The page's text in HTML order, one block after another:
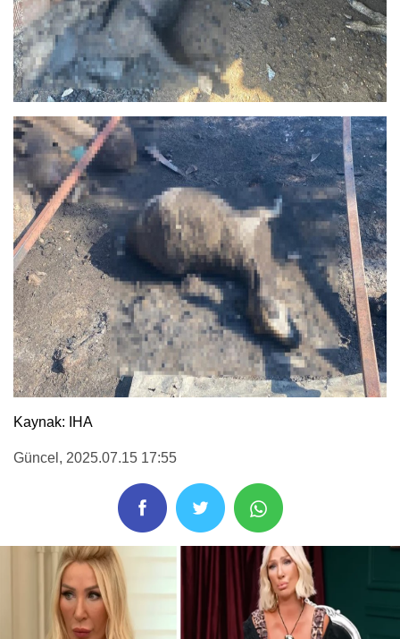
Kaynak: IHA
Güncel , 2025.07.15 17:55